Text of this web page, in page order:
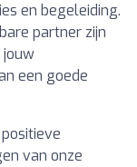
en begeleiding.
partner zijn
jouw
een goede
van onze